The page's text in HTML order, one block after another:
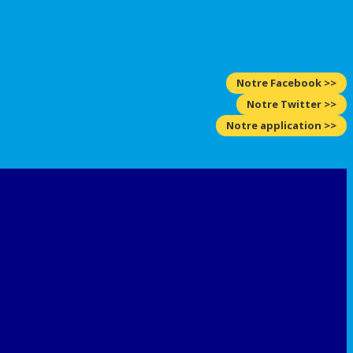
Notre Facebook >>
Notre Twitter >>
Notre application >>